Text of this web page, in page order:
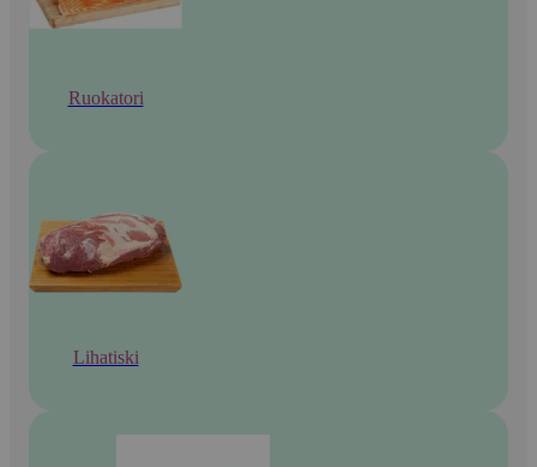
Ruokatori
Lihatiski